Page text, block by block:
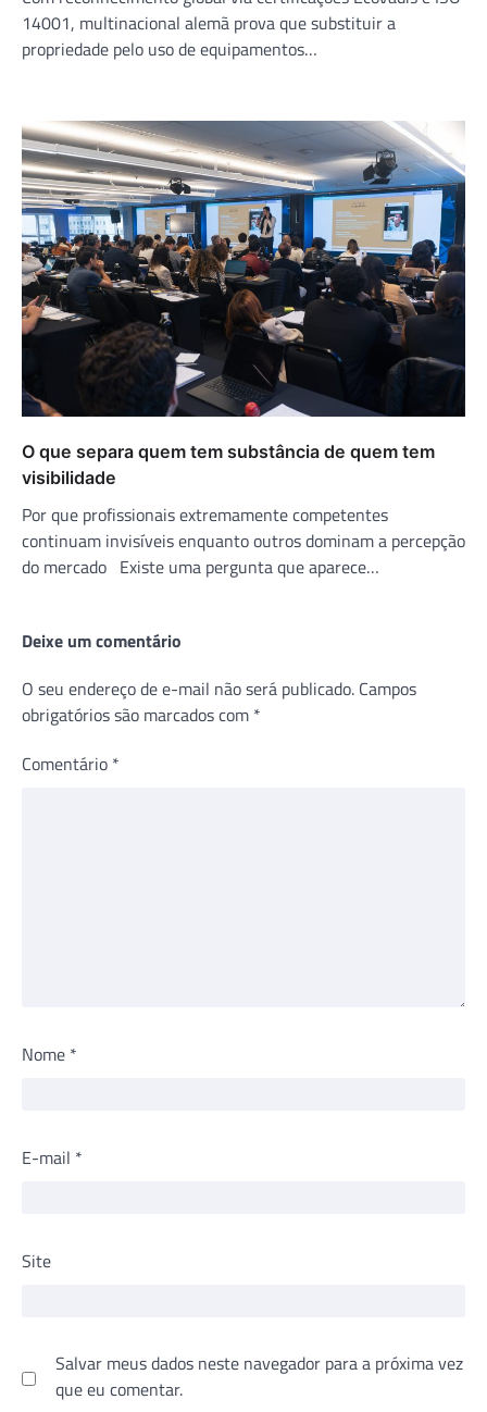
14001, multinacional alemã prova que substituir a
propriedade pelo uso de equipamentos…
O que separa quem tem substância de quem tem
visibilidade
Por que profissionais extremamente competentes
continuam invisíveis enquanto outros dominam a percepção
do mercado Existe uma pergunta que aparece…
Deixe um comentário
O seu endereço de e-mail não será publicado. Campos
obrigatórios são marcados com *
Comentário *
Nome *
E-mail *
Site
Salvar meus dados neste navegador para a próxima vez
que eu comentar.